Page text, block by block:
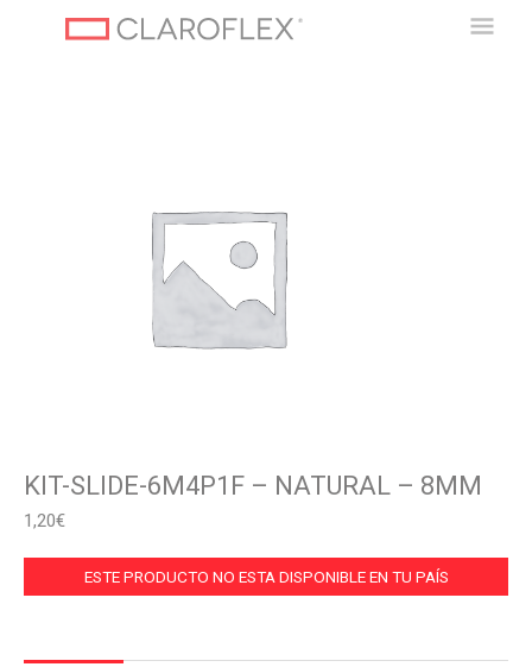
KIT-SLIDE-6M4P1F – NATURAL – 8MM
1,20€
ESTE PRODUCTO NO ESTA DISPONIBLE EN TU PAÍS